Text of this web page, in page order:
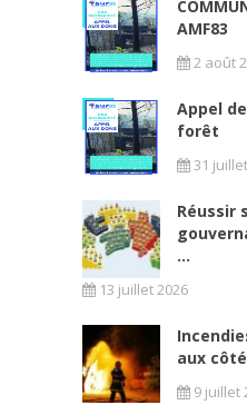
AMF83
2 août
Appel
forêt
31
Réussir
...
13 juillet 2026
aux
9 juillet